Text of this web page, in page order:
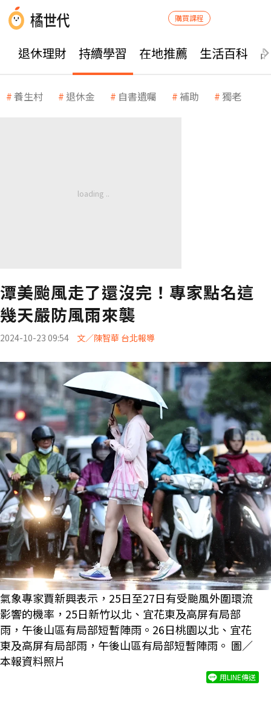
購買課程
退休理財 持續學習 在地推薦 生活百科
養生村 退休金 自書遺囑 補助 獨老
潭美颱風走了還沒完！專家點名這
幾天嚴防風雨來襲
2024-10-23 09:54 文／陳智華 台北報導
氣象專家賈新興表示，25日至27日有受颱風外圍環流
影響的機率，25日新竹以北、宜花東及高屏有局部
雨，午後山區有局部短暫陣雨。26日桃園以北、宜花
東及高屏有局部雨，午後山區有局部短暫陣雨。 圖／
本報資料照片
用LINE傳送